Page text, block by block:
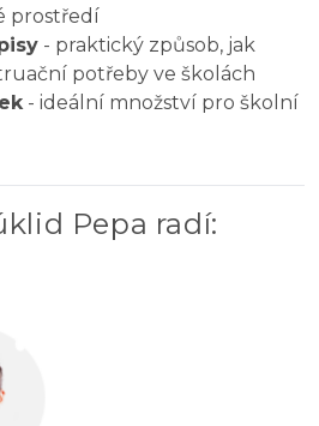
prostředí
- praktický způsob, jak
potřeby ve školách
- ideální množství pro školní
Pepa radí: